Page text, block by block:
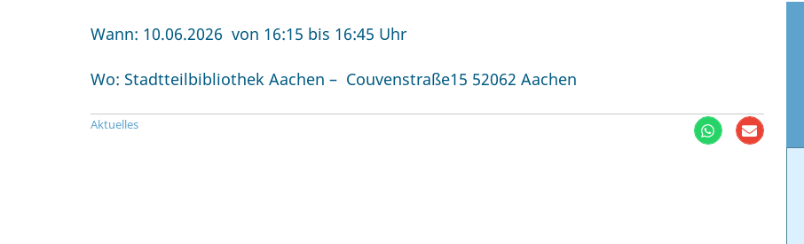
Wann: 10.06.2026 von 16:15 bis 16:45 Uhr
Wo: Stadtteilbibliothek Aachen – Couvenstraße15 52062 Aachen
Aktuelles